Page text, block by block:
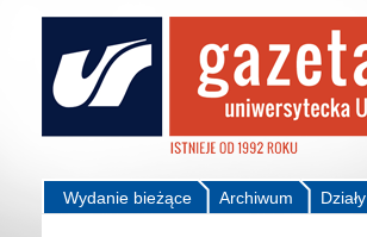
Działy
Archiwum
Wydanie bieżące